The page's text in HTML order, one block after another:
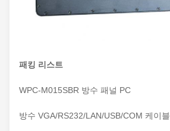
패킹 리스트
WPC-M015SBR 방수 패널 PC
방수 VGA/RS232/LAN/USB/COM 케이블